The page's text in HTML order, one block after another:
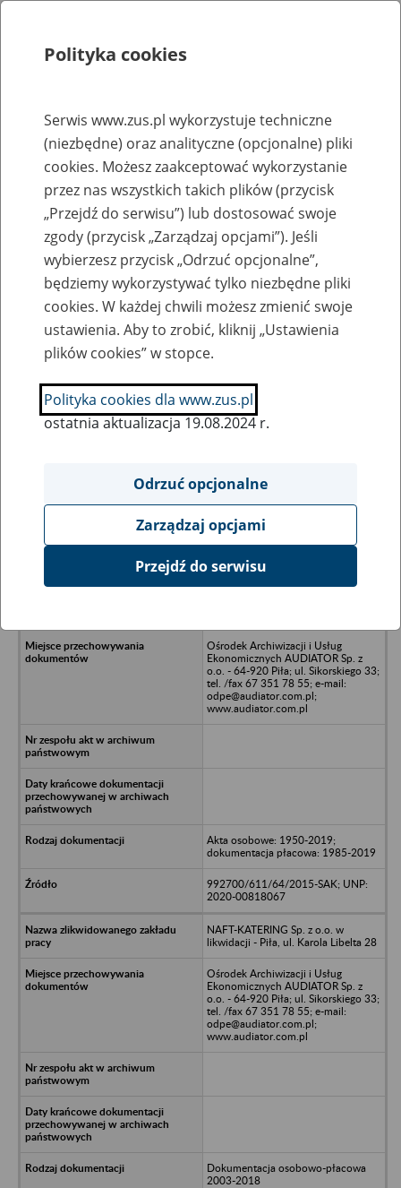
Rejestry, ewidencje i archiwa
Baza zlikwidowanych lub
przekształconych zakładów pracy
Nazwa zakładu pracy:
SZUKAJ
Ukryj wszystkie pozycje bazy
Gminna Spółdzielnia Samopomoc
Ośrodek Archiwizacji i Usług
Ekonomicznych AUDIATOR Sp. z
o.o. - 64-920 Piła; ul. Sikorskiego 33;
tel. /fax 67 351 78 55; e-mail:
odpe@audiator.com.pl;
www.audiator.com.pl
Akta osobowe: 1950-2019;
dokumentacja płacowa: 1985-2019
992700/611/64/2015-SAK; UNP:
2020-00818067
NAFT-KATERING Sp. z o.o. w
likwidacji - Piła, ul. Karola Libelta 28
Ośrodek Archiwizacji i Usług
Ekonomicznych AUDIATOR Sp. z
o.o. - 64-920 Piła; ul. Sikorskiego 33;
tel. /fax 67 351 78 55; e-mail:
odpe@audiator.com.pl;
www.audiator.com.pl
Dokumentacja osobowo-płacowa
2003-2018
Polityka cookies
Serwis www.zus.pl wykorzystuje techniczne
(niezbędne) oraz analityczne (opcjonalne) pliki
cookies. Możesz zaakceptować wykorzystanie
przez nas wszystkich takich plików (przycisk
„Przejdź do serwisu”) lub dostosować swoje
zgody (przycisk „Zarządzaj opcjami”). Jeśli
wybierzesz przycisk „Odrzuć opcjonalne”,
będziemy wykorzystywać tylko niezbędne pliki
cookies. W każdej chwili możesz zmienić swoje
ustawienia. Aby to zrobić, kliknij „Ustawienia
plików cookies” w stopce.
Polityka cookies dla www.zus.pl
ostatnia aktualizacja 19.08.2024 r.
Odrzuć opcjonalne
Zarządzaj opcjami
Przejdź do serwisu